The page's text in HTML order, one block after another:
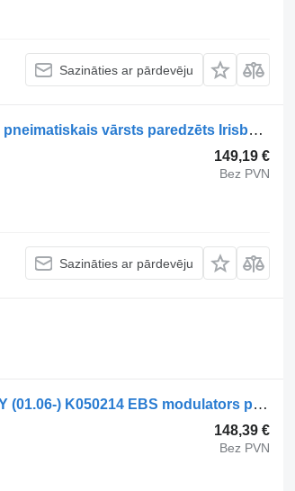
Sazināties ar pārdevēju
Knorr-Bremse KAROSA (01.99-12.07) MB4846 II36096 pneimatiskais vārsts paredzēts Irisbus Access, Evadys, Axer, Karosa, Recreo, Domino, Agora, Citelis, Eurorider (1999-) autobusa
149,19 €
Bez PVN
Sazināties ar pārdevēju
Knorr-Bremse SCANIA,KNORR-BREMSE CROSSWAY (01.06-) K050214 EBS modulators paredzēts Irisbus Arway, Crossway, Crealis, Magelys, Proway, Daily Tourys (2006-) autobusa
148,39 €
Bez PVN